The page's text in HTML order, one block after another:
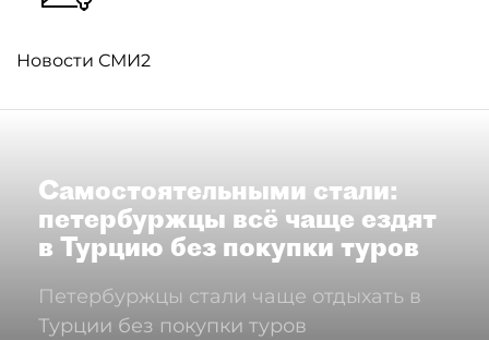
Новости СМИ2
Самостоятельными стали:
петербуржцы всё чаще ездят
в Турцию без покупки туров
Петербуржцы стали чаще отдыхать в
Турции без покупки туров